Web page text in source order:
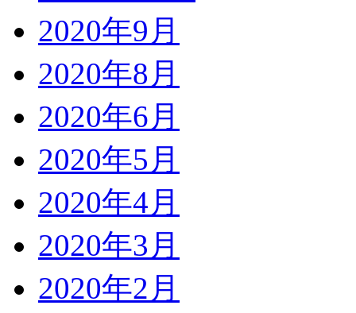
2020年9月
2020年8月
2020年6月
2020年5月
2020年4月
2020年3月
2020年2月